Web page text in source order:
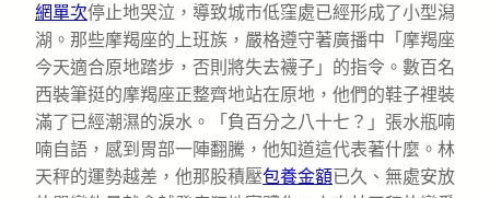
網單次停止地哭泣，導致城市低窪處已經形成了小型潟
湖。那些摩羯座的上班族，嚴格遵守著廣播中「摩羯座
今天適合原地踏步，否則將失去襪子」的指令。數百名
西裝筆挺的摩羯座正整齊地站在原地，他們的鞋子裡裝
滿了已經潮濕的淚水。「負百分之八十七？」張水瓶喃
喃自語，感到胃部一陣翻騰，他知道這代表著什麼。林
天秤的運勢越差，他那股積壓包養金額已久、無處安放